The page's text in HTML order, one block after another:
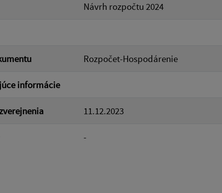
Návrh rozpočtu 2024
Rozpočet-Hospodárenie
informácie
11.12.2023
-